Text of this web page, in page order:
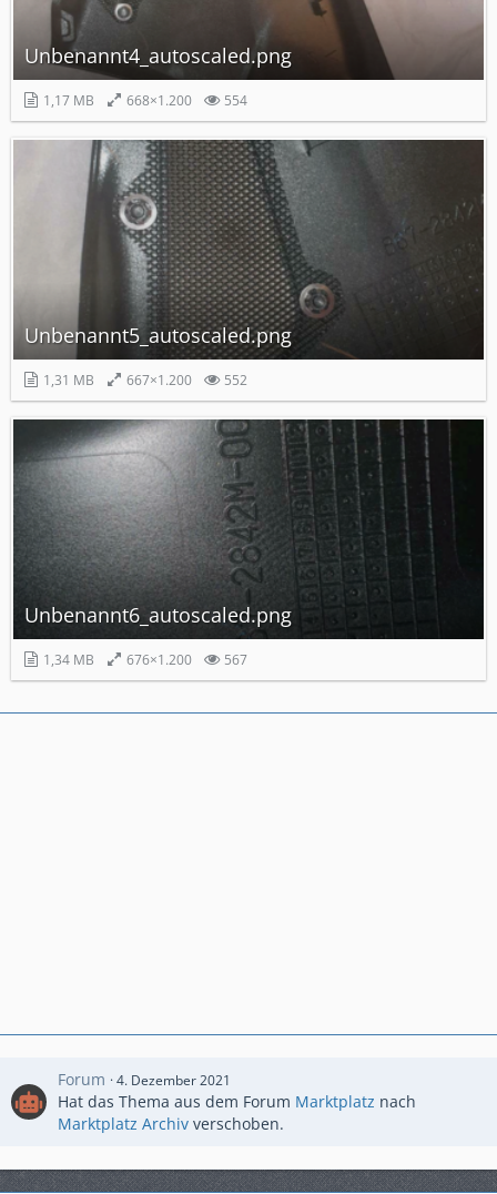
Unbenannt4_autoscaled.png
1,17 MB 668×1.200 554
Unbenannt5_autoscaled.png
1,31 MB 667×1.200 552
Unbenannt6_autoscaled.png
1,34 MB 676×1.200 567
Forum 4. Dezember 2021
Hat das Thema aus dem Forum Marktplatz nach
Marktplatz Archiv verschoben.